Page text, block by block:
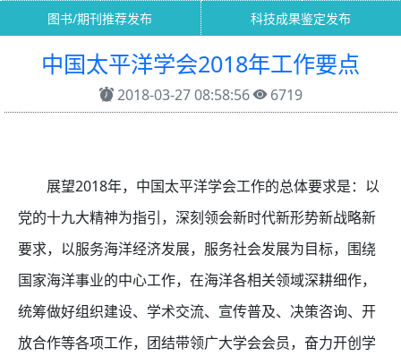
图书/期刊推荐发布 科技成果鉴定发布
中国太平洋学会2018年工作要点
2018-03-27 08:58:56 6719
展望2018年，中国太平洋学会工作的总体要求是：以
党的十九大精神为指引，深刻领会新时代新形势新战略新
要求，以服务海洋经济发展，服务社会发展为目标，围绕
国家海洋事业的中心工作，在海洋各相关领域深耕细作，
统筹做好组织建设、学术交流、宣传普及、决策咨询、开
放合作等各项工作，团结带领广大学会会员，奋力开创学